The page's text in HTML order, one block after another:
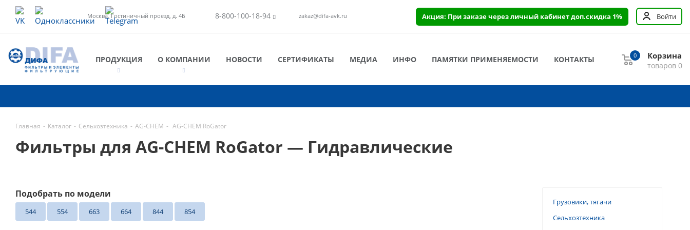
Москва, Гостиничный проезд, д. 4Б 8-800-100-18-94 zakaz@difa-avk.ru Акция: При заказе через личный кабинет доп.скидка 1% Войти
ПРОДУКЦИЯ О КОМПАНИИ НОВОСТИ СЕРТИФИКАТЫ МЕДИА ИНФО ПАМЯТКИ ПРИМЕНЯЕМОСТИ КОНТАКТЫ Корзина
товаров 0
0
Главная - Каталог - Сельхозтехника - AG-CHEM - AG-CHEM RoGator
Фильтры для AG-CHEM RoGator — Гидравлические
Подобрать по модели
544 554 663 664 844 854
Грузовики, тягачи
Сельхозтехника